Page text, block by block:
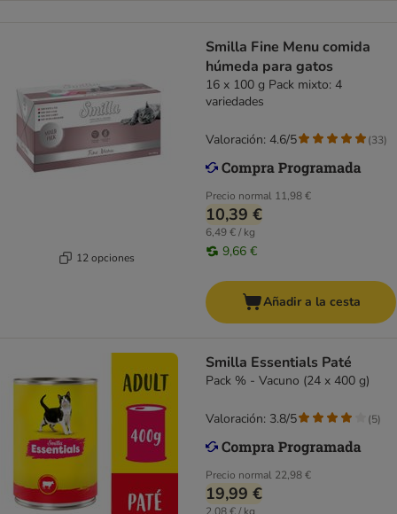
12 opciones
Smilla Fine Menu comida
húmeda para gatos
16 x 100 g Pack mixto: 4
variedades
Precio normal 11,98 €
10,39 €
6,49 € / kg
9,66 €
Valoración: 4.6/5 (33)
Añadir a la cesta
Smilla Essentials Paté
Pack % - Vacuno (24 x 400 g)
Precio normal 22,98 €
19,99 €
Valoración: 3.8/5 (5)